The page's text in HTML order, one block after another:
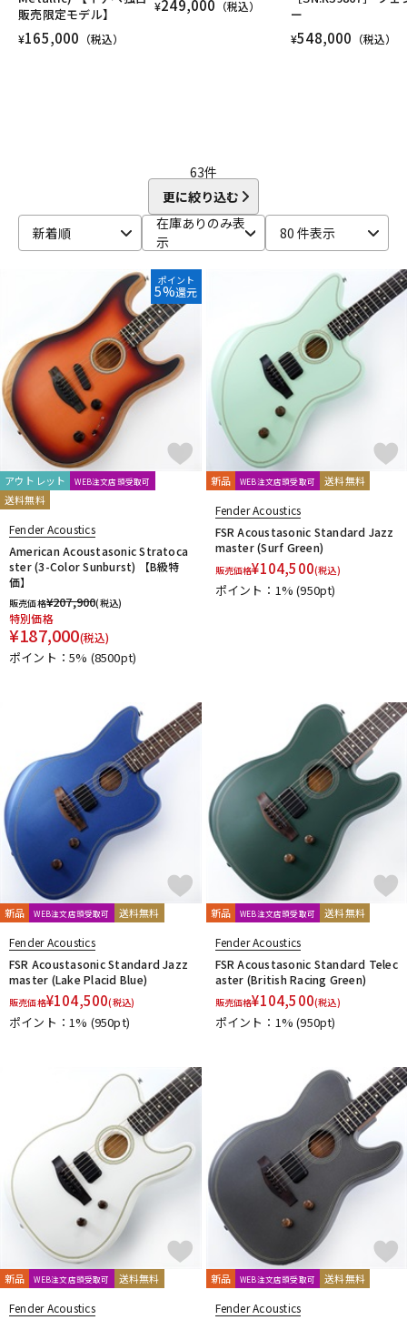
中古 ヴィンテージ
販売限定モデル】
¥165,000 （税込）
¥249,000 （税込）
ー
¥548,000 （税込）
63件
更に絞り込む
新着順
在庫ありのみ表
示
80 件表示
ポイント
5%還元
アウトレット WEB注文店頭受取可
送料無料
Fender Acoustics
American Acoustasonic Stratoca
ster (3-Color Sunburst) 【B級特
価】
販売価格¥207,900(税込)
特別価格
¥187,000(税込)
ポイント：5% (8500pt)
新品 WEB注文店頭受取可 送料無料
Fender Acoustics
FSR Acoustasonic Standard Jazz
master (Surf Green)
販売価格¥104,500(税込)
ポイント：1%(950pt)
新品 WEB注文店頭受取可 送料無料
Fender Acoustics
FSR Acoustasonic Standard Jazz
master (Lake Placid Blue)
販売価格¥104,500(税込)
ポイント：1% (950pt)
新品 WEB注文店頭受取可 送料無料
Fender Acoustics
FSR Acoustasonic Standard Telec
aster (British Racing Green)
販売価格¥104,500(税込)
ポイント：1%(950pt)
新品 WEB注文店頭受取可 送料無料
Fender Acoustics
新品 WEB注文店頭受取可 送料無料
Fender Acoustics